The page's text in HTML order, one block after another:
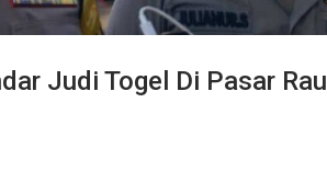
Judi Togel Di Pasar Rau